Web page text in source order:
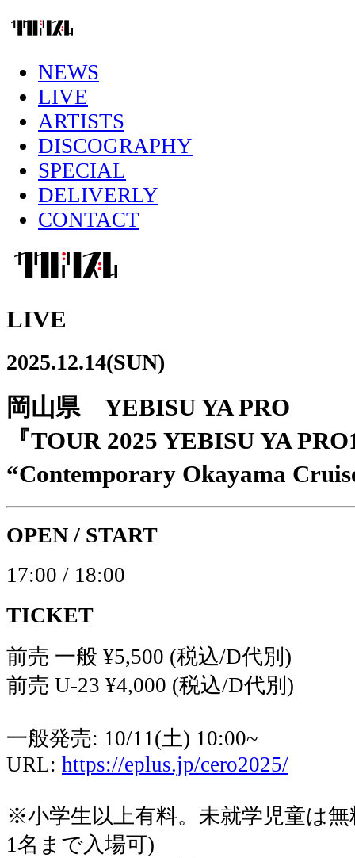
NEWS
LIVE
ARTISTS
DISCOGRAPHY
SPECIAL
DELIVERLY
CONTACT
LIVE
2025.12.14(SUN)
岡山県 YEBISU YA PRO
『TOUR 2025 YEBISU YA
“Contemporary Okayama
OPEN / START
17:00 / 18:00
TICKET
前売 一般 ¥5,500 (税込/D代別)
前売 U-23 ¥4,000 (税込/D代別)
一般発売: 10/11(土) 10:00~
URL: https://eplus.jp/cero2025/
※小学生以上有料。未就学児童は
1名まで入場可)